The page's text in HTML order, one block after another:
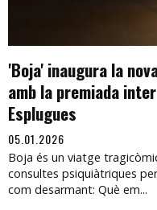
'Boja' inaugura la
amb la premiada
Esplugues
05.01.2026
Boja és un viatge
consultes psiquiàtriques
com desarmant: Què em...